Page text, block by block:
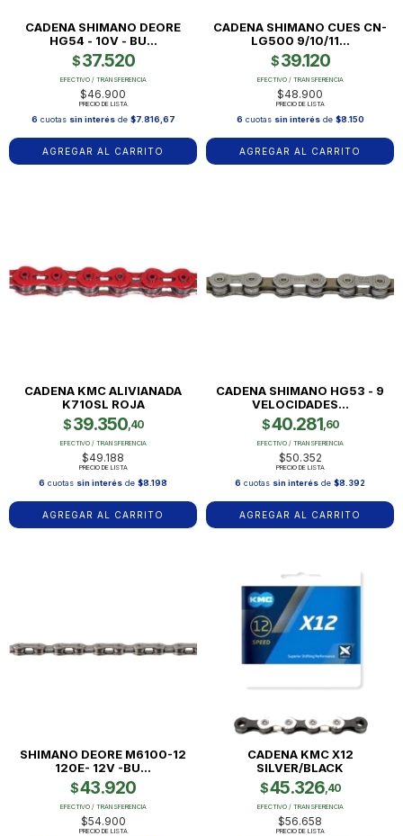
CADENA SHIMANO DEORE
HG54 - 10V - BU...
$37.520
EFECTIVO / TRANSFERENCIA
$46.900
PRECIO DE LISTA
6 cuotas sin interésde $7.816,67
CADENA SHIMANO CUES CN-
LG500 9/10/11...
$39.120
EFECTIVO / TRANSFERENCIA
$48.900
PRECIO DE LISTA
6 cuotas sin interésde $8.150
CADENA KMC ALIVIANADA
K710SL ROJA
$39.350,40
EFECTIVO / TRANSFERENCIA
$49.188
PRECIO DE LISTA
6 cuotas sin interés de $8.198
CADENA SHIMANO HG53 - 9
VELOCIDADES...
$40.281,60
EFECTIVO / TRANSFERENCIA
$50.352
PRECIO DE LISTA
6 cuotas sin interés de $8.392
SHIMANO DEORE M6100-12
120E- 12V -BU...
$43.920
EFECTIVO / TRANSFERENCIA
$54.900
PRECIO DE LISTA
CADENA KMC X12
SILVER/BLACK
$45.326,40
EFECTIVO / TRANSFERENCIA
$56.658
PRECIO DE LISTA